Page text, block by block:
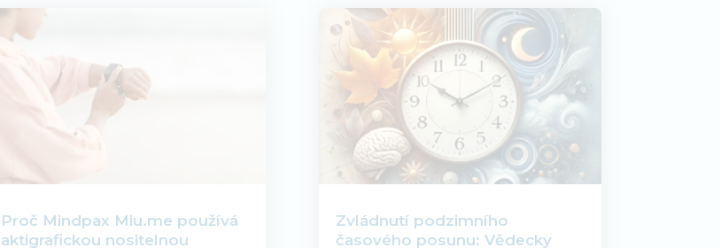
Proč Mindpax Miu.me používá
aktigrafickou nositelnou
Zvládnutí podzimního
časového posunu: Vědecky